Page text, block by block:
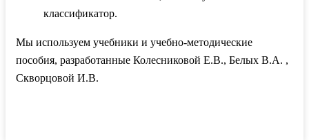
классификатор.
Мы используем учебники и учебно-методические
пособия, разработанные Колесниковой Е.В., Белых В.А. ,
Скворцовой И.В.